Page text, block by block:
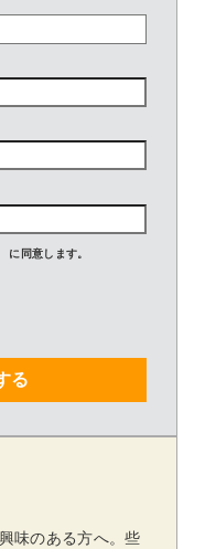
に同意します。
る
味のある方へ。些